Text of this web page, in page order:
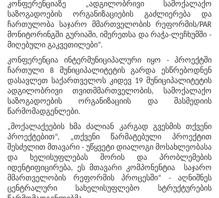
კონფერენციაზე „ადგილობრივი სამოქალაქო
საზოგადოების ორგანიზაციების გაძლიერება და
ჩართულობა საჯარო მმართველობის რეფორმის/PAR
მონიტორინგში გურიაში, იმერეთსა და რაჭა-ლეჩხუმში -
მიღებული გაკვეთილები“.
კონფერენცია ინტერმუნიციპალური იყო - პროექტში
ჩართული 8 მუნიციპალიტეტის გარდა ესწრებოდნენ
დასავლეთ საქართველოს კიდევ 19 მუნიციპალიტეტის
ადგილობრივი თვითმმართველობის, სამოქალაქო
საზოგადოების ორგანიზაციის და მასმედიის
წარმომადგენლები.
„მოქალაქეების ხმა ძალიან კარგად გვესმის თქვენი
პროექტებით“, „თქვენი წარმატებული პროექტით
შესძელით მთავარი - უწყვეტი დიალოგი მოსახლეობასა
და ხელისუფლებას შორის და პრობლემების
იდენტიფიცირება, ეს მთავარი კომპონენტია საჯარო
მმართველობის რეფორმის პროცესში“ - აღნიშნეს
ცენტრალური სახელისუფლებო სტრუქტურების